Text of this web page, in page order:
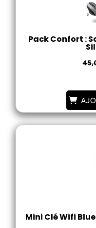
Pack Confort :
Mini Clé Wifi